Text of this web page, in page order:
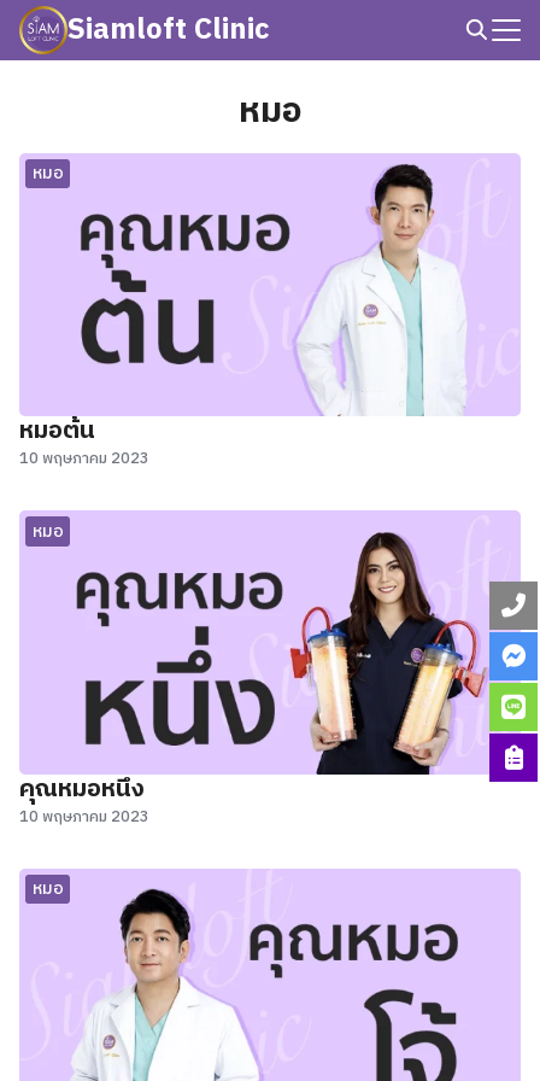
Skip
Siamloft Clinic
Search
หมอ
หมอ
หมอต้น
10 พฤษภาคม 2023
หมอ
คุณหมอหนึ่ง
10 พฤษภาคม 2023
หมอ